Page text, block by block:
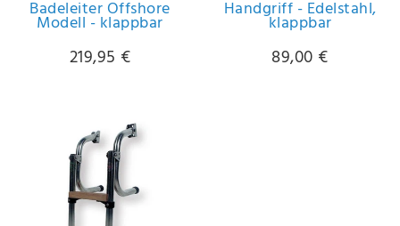
ich die
Daten­
schutz­
erklärung
Badeleiter Offshore
Modell - klappbar
219,95 €
Handgriff - Edelstahl,
klappbar
89,00 €